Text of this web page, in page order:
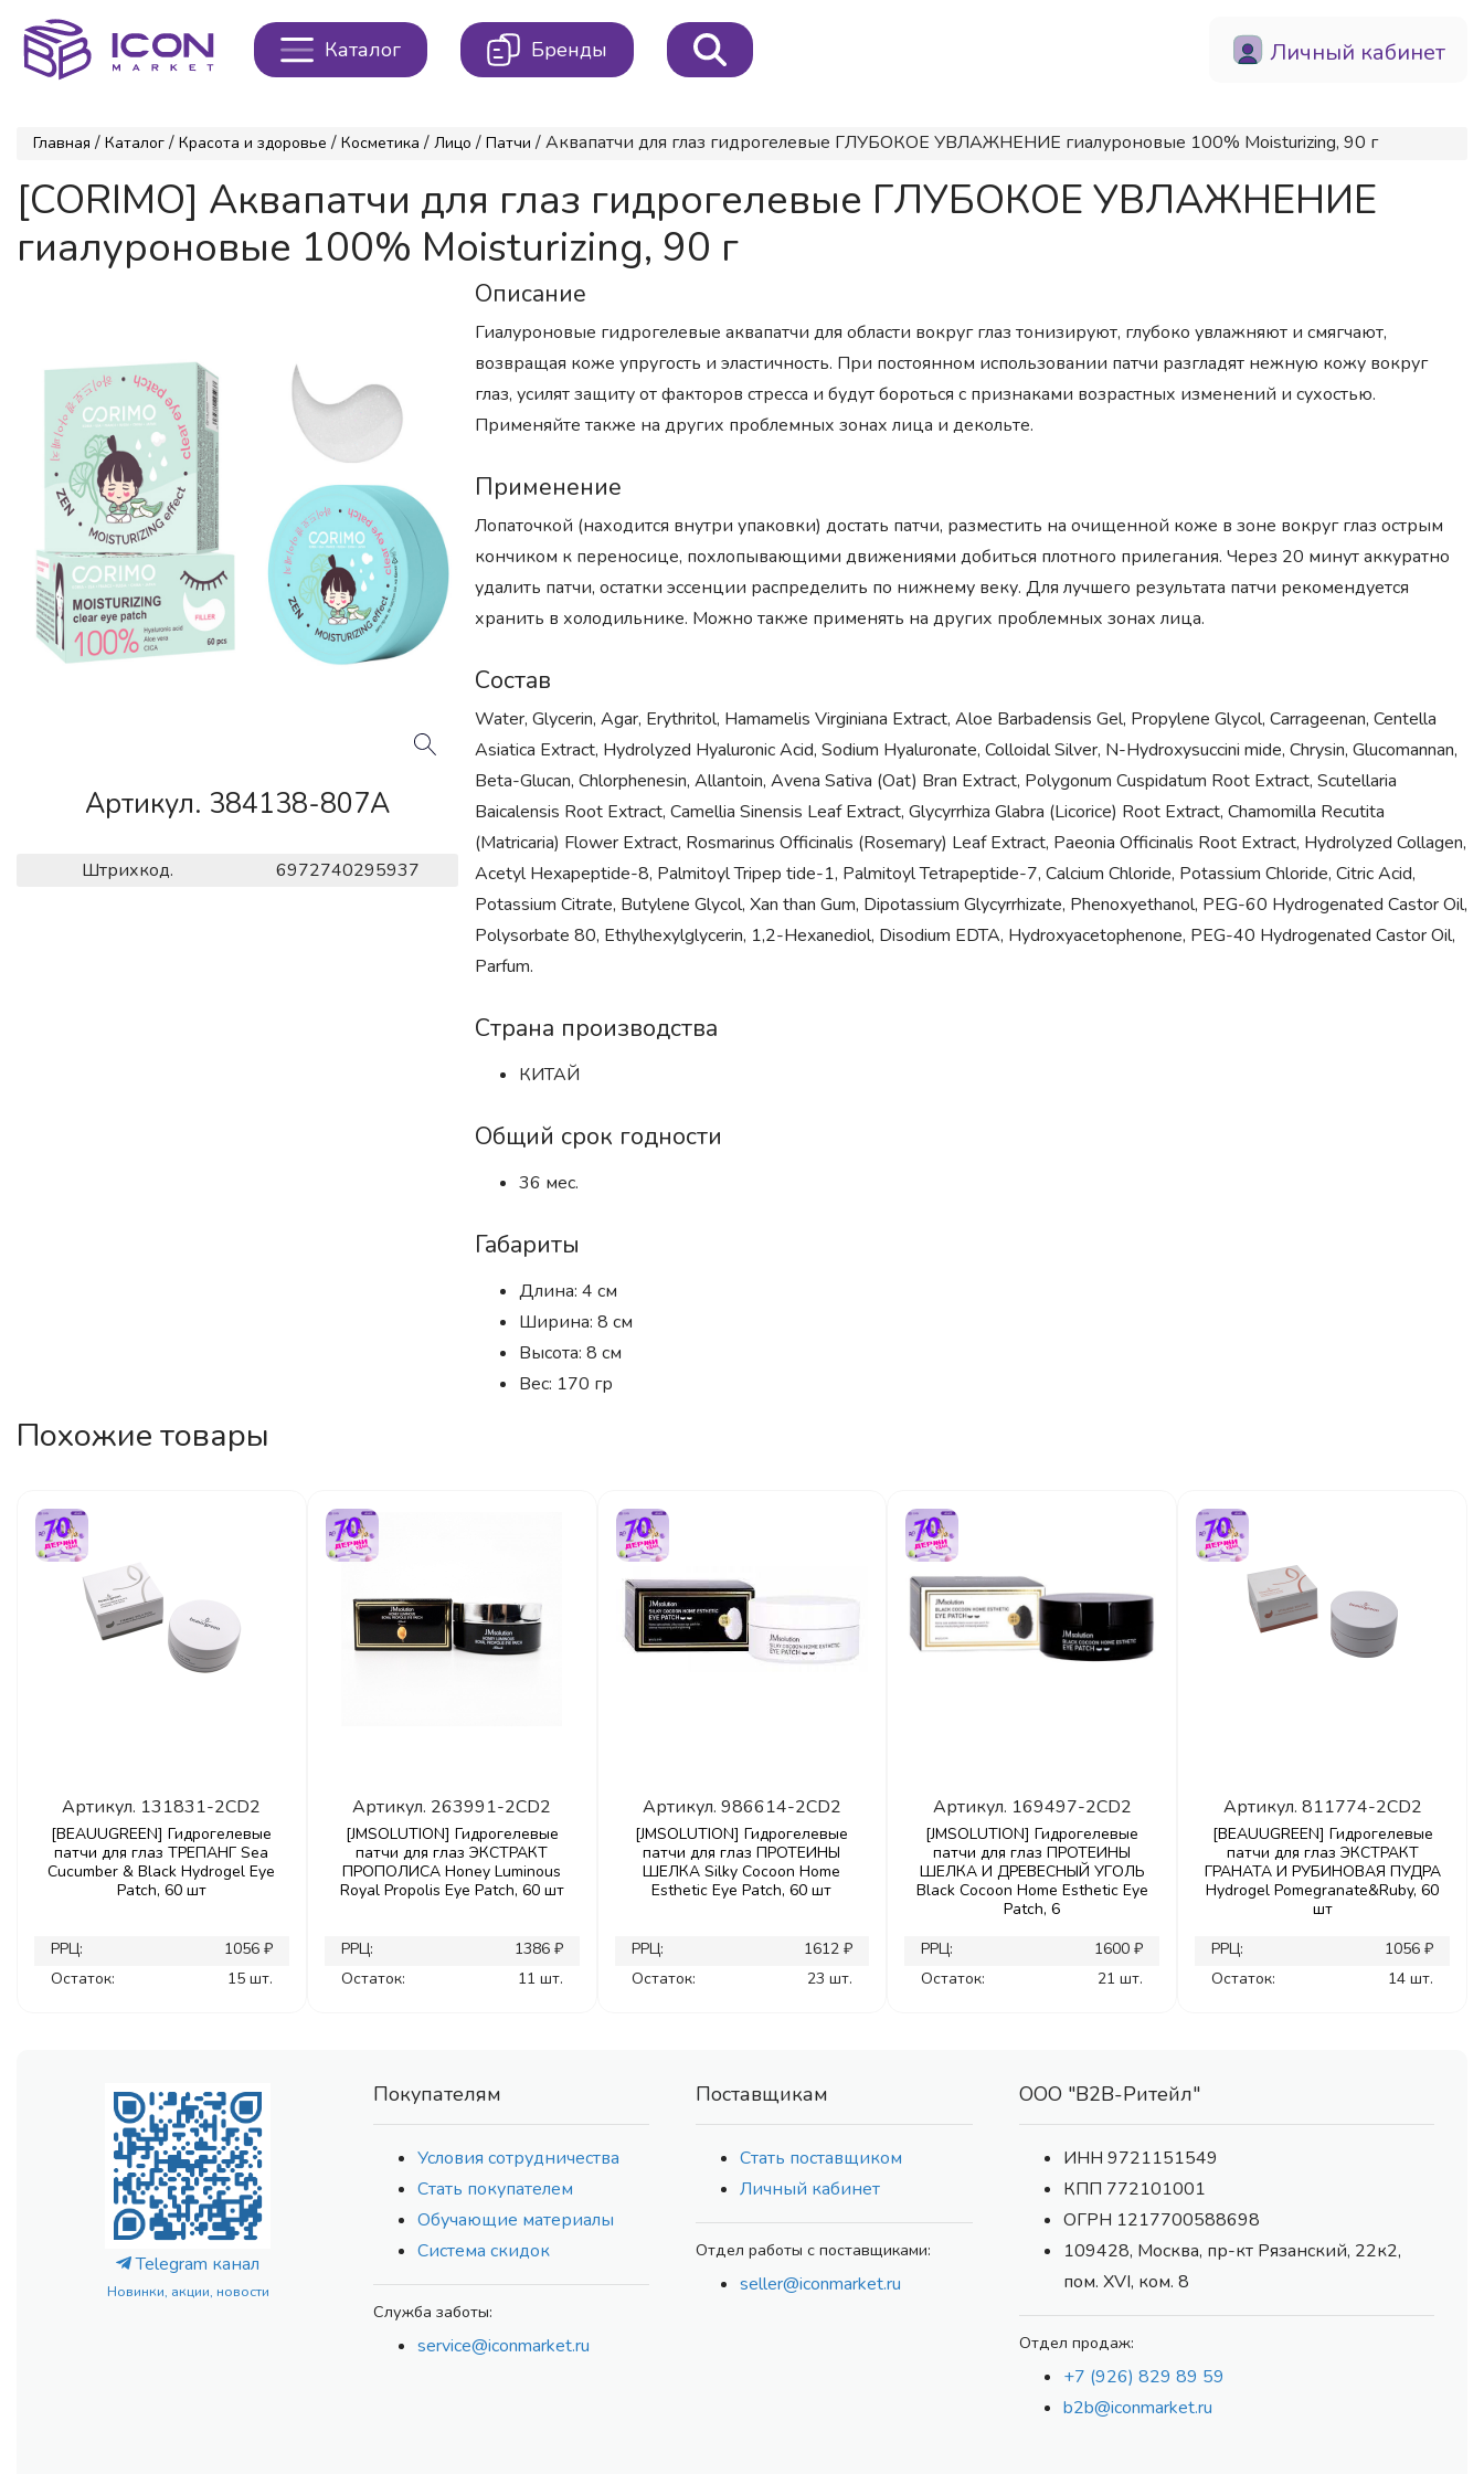
Каталог Бренды Личный кабинет
Главная / Каталог / Красота и здоровье / Косметика / Лицо / Патчи / Аквапатчи для глаз гидрогелевые ГЛУБОКОЕ УВЛАЖНЕНИЕ гиалуроновые 100% Moisturizing, 90 г
[CORIMO] Аквапатчи для глаз гидрогелевые ГЛУБОКОЕ УВЛАЖНЕНИЕ
гиалуроновые 100% Moisturizing, 90 г
Артикул. 384138-807A
Штрихкод. 6972740295937
Описание
Гиалуроновые гидрогелевые аквапатчи для области вокруг глаз тонизируют, глубоко увлажняют и смягчают,
возвращая коже упругость и эластичность. При постоянном использовании патчи разгладят нежную кожу вокруг
глаз, усилят защиту от факторов стресса и будут бороться с признаками возрастных изменений и сухостью.
Применяйте также на других проблемных зонах лица и декольте.
Применение
Лопаточкой (находится внутри упаковки) достать патчи, разместить на очищенной коже в зоне вокруг глаз острым
кончиком к переносице, похлопывающими движениями добиться плотного прилегания. Через 20 минут аккуратно
удалить патчи, остатки эссенции распределить по нижнему веку. Для лучшего результата патчи рекомендуется
хранить в холодильнике. Можно также применять на других проблемных зонах лица.
Состав
Water, Glycerin, Agar, Erythritol, Hamamelis Virginiana Extract, Aloe Barbadensis Gel, Propylene Glycol, Carrageenan, Centella
Asiatica Extract, Hydrolyzed Hyaluronic Acid, Sodium Hyaluronate, Colloidal Silver, N-Hydroxysuccini mide, Chrysin, Glucomannan,
Beta-Glucan, Chlorphenesin, Allantoin, Avena Sativa (Oat) Bran Extract, Polygonum Cuspidatum Root Extract, Scutellaria
Baicalensis Root Extract, Camellia Sinensis Leaf Extract, Glycyrrhiza Glabra (Licorice) Root Extract, Chamomilla Recutita
(Matricaria) Flower Extract, Rosmarinus Officinalis (Rosemary) Leaf Extract, Paeonia Officinalis Root Extract, Hydrolyzed Collagen,
Acetyl Hexapeptide-8, Palmitoyl Tripep tide-1, Palmitoyl Tetrapeptide-7, Calcium Chloride, Potassium Chloride, Citric Acid,
Potassium Citrate, Butylene Glycol, Xan than Gum, Dipotassium Glycyrrhizate, Phenoxyethanol, PEG-60 Hydrogenated Castor Oil,
Polysorbate 80, Ethylhexylglycerin, 1,2-Hexanediol, Disodium EDTA, Hydroxyacetophenone, PEG-40 Hydrogenated Castor Oil,
Parfum.
Страна производства
КИТАЙ
Общий срок годности
36 мес.
Габариты
Длина: 4 см
Ширина: 8 см
Высота: 8 см
Вес: 170 гр
Похожие товары
Артикул. 131831-2CD2
[BEAUUGREEN] Гидрогелевые
патчи для глаз ТРЕПАНГ Sea
Cucumber & Black Hydrogel Eye
Patch, 60 шт
РРЦ:
1056 ₽
Остаток:
15 шт.
Артикул. 263991-2CD2
[JMSOLUTION] Гидрогелевые
патчи для глаз ЭКСТРАКТ
ПРОПОЛИСА Honey Luminous
Royal Propolis Eye Patch, 60 шт
РРЦ:
1386 ₽
Остаток:
11 шт.
Артикул. 986614-2CD2
[JMSOLUTION] Гидрогелевые
патчи для глаз ПРОТЕИНЫ
ШЕЛКА Silky Cocoon Home
Esthetic Eye Patch, 60 шт
РРЦ:
1612 ₽
Остаток:
23 шт.
Артикул. 169497-2CD2
[JMSOLUTION] Гидрогелевые
патчи для глаз ПРОТЕИНЫ
ШЕЛКА И ДРЕВЕСНЫЙ УГОЛЬ
Black Cocoon Home Esthetic Eye
Patch, 6
РРЦ:
1600 ₽
Остаток:
21 шт.
Артикул. 811774-2CD2
[BEAUUGREEN] Гидрогелевые
патчи для глаз ЭКСТРАКТ
ГРАНАТА И РУБИНОВАЯ ПУДРА
Hydrogel Pomegranate&Ruby, 60
шт
РРЦ:
1056 ₽
Остаток:
14 шт.
Telegram канал
Новинки, акции, новости
Покупателям
Условия сотрудничества
Стать покупателем
Обучающие материалы
Система скидок
Служба заботы:
service@iconmarket.ru
Поставщикам
Стать поставщиком
Личный кабинет
Отдел работы с поставщиками:
seller@iconmarket.ru
ООО "В2В-Ритейл"
ИНН 9721151549
КПП 772101001
ОГРН 1217700588698
109428, Москва, пр-кт Рязанский, 22к2,
пом. XVI, ком. 8
Отдел продаж:
+7 (926) 829 89 59
b2b@iconmarket.ru